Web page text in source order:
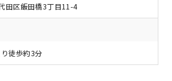
田区飯田橋3丁目11-4
徒歩約3分